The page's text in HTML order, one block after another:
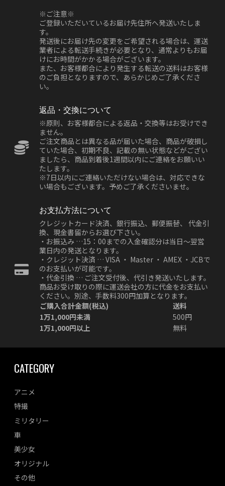
※ご注意※
ご登録いただいているお届け先住所へ発送いたしま
す。
発送後にお届け先の変更をご希望される場合は、運送
業者による転送手続きが必要となり、通常よりもお届
けにお時間がかかる場合がございます。
また、お客様都合により発生する転送の送料はお客様
のご負担となりますので、あらかじめご了承くださ
い。
返品・交換について
※原則、お客様都合による返品・交換等はお受けでき
ません。
ご注文商品とは異なる品が届いた場合、商品が破損し
ていた場合、初期不良、記載の無い状態などがござい
ましたら、商品到着後1週間以内にご連絡をお願いい
たします。
※7日以内にご連絡いただけない場合は、対応できな
い場合もございます。予めご了承くださいませ。
お支払方法について
クレジットカード決済、銀行振込、郵便振替、 代金引
換、現金書留からお選び下さい。
・お振込み …15：00までの入金確認分は当日～翌営
業日内の発送となります。
・クレジット決済 … VISA ・ Master ・ AMEX ・JCBで
のお支払いが可能です。
・代金引換 … ご注文受付後、代引き発送いたします。
商品お受け取りの際に運送会社の方に代金をお支払い
ください。別途、手数料300円加算となります。
ご購入合計金額(税込)
送料
1万1,000円未満
500円
1万1,000円以上
無料
CATEGORY
アニメ
特撮
ミリタリー
車
美少女
オリジナル
その他